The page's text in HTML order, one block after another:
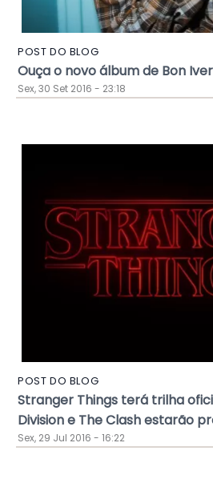
POST DO BLOG
Ouça o novo álbum de Bon
Sex, 30 Set 2016 - 23:18
POST DO BLOG
Stranger Things terá trilha
Division e The Clash estarão
Sex, 29 Jul 2016 - 16:22